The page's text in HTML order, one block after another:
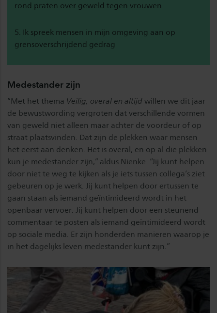
rond praten over geweld tegen vrouwen
5. Ik spreek mensen in mijn omgeving aan op
grensoverschrijdend gedrag
Medestander zijn
“Met het thema Veilig, overal en altijd willen we dit jaar
de bewustwording vergroten dat verschillende vormen
van geweld niet alleen maar achter de voordeur of op
straat plaatsvinden. Dat zijn de plekken waar mensen
het eerst aan denken. Het is overal, en op al die plekken
kun je medestander zijn,” aldus Nienke. “Jij kunt helpen
door niet te weg te kijken als je iets tussen collega’s ziet
gebeuren op je werk. Jij kunt helpen door ertussen te
gaan staan als iemand geïntimideerd wordt in het
openbaar vervoer. Jij kunt helpen door een steunend
commentaar te posten als iemand geïntimideerd wordt
op sociale media. Er zijn honderden manieren waarop je
in het dagelijks leven medestander kunt zijn.”